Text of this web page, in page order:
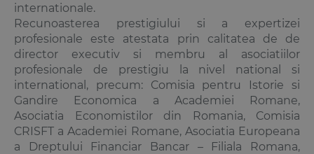
internationale.
Recunoasterea prestigiului si a expertizei
profesionale este atestata prin calitatea de de
director executiv si membru al asociatiilor
profesionale de prestigiu la nivel national si
international, precum: Comisia pentru Istorie si
Gandire Economica a Academiei Romane,
Asociatia Economistilor din Romania, Comisia
CRISFT a Academiei Romane, Asociatia Europeana
a Dreptului Financiar Bancar – Filiala Romana,